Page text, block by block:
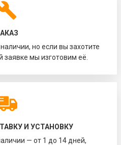
но если вы захотите
мы изготовим её.
И УСТАНОВКУ
— от 1 до 14 дней,